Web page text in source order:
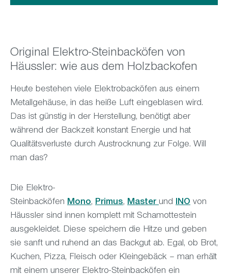
Original Elektro-Steinbacköfen von
Häussler: wie aus dem Holzbackofen
Heute bestehen viele Elektrobacköfen aus einem
Metallgehäuse, in das heiße Luft eingeblasen wird.
Das ist günstig in der Herstellung, benötigt aber
während der Backzeit konstant Energie und hat
Qualitätsverluste durch Austrocknung zur Folge. Will
man das?
Die Elektro-
Steinbacköfen Mono, Primus, Master und INO von
Häussler sind innen komplett mit Schamottestein
ausgekleidet. Diese speichern die Hitze und geben
sie sanft und ruhend an das Backgut ab. Egal, ob Brot,
Kuchen, Pizza, Fleisch oder Kleingebäck – man erhält
mit einem unserer Elektro-Steinbacköfen ein